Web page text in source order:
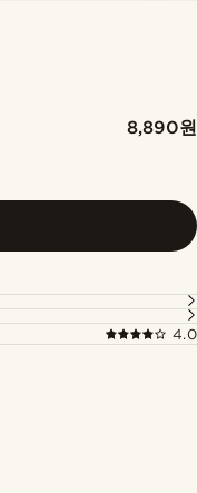
8,890원
4.0